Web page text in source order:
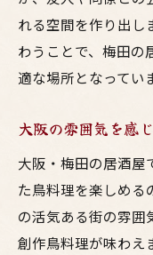
れる空間を作り出し
わうことで、梅田の
適な場所となってい
大阪の雰囲気を感
大阪・梅田の居酒屋
た鳥料理を楽しめる
の活気ある街の雰囲
創作鳥料理が味わえ